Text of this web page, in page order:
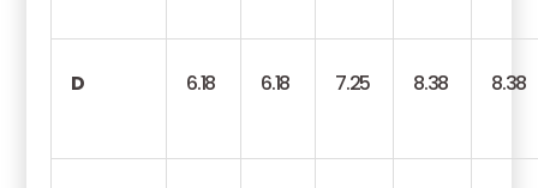
D 6.18 6.18 7.25 8.38 8.38